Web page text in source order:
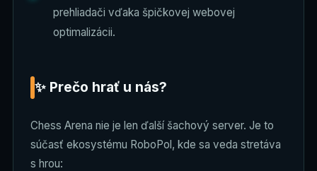
prehliadači vďaka špičkovej webovej
optimalizácii.
✨ Prečo hrať u nás?
Chess Arena nie je len ďalší šachový server. Je to
súčasť ekosystému RoboPol, kde sa veda stretáva
s hrou: